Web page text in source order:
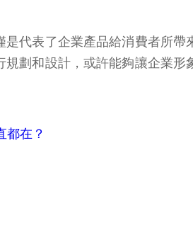
代表了企業產品給消費者所
劃和設計，或許能夠讓企業
都在？